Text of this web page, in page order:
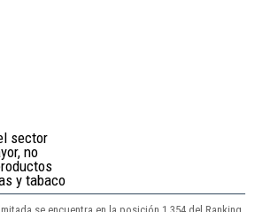
sector
no
y tabaco